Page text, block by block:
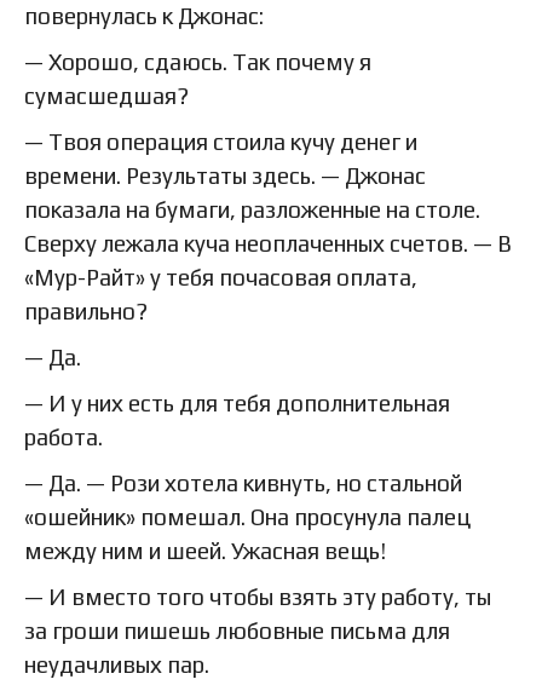
повернулась к Джонас:
— Хорошо, сдаюсь. Так почему я
сумасшедшая?
— Твоя операция стоила кучу денег и
времени. Результаты здесь. — Джонас
показала на бумаги, разложенные на столе.
Сверху лежала куча неоплаченных счетов. — В
«Мур-Райт» у тебя почасовая оплата,
правильно?
— Да.
— И у них есть для тебя дополнительная
работа.
— Да. — Рози хотела кивнуть, но стальной
«ошейник» помешал. Она просунула палец
между ним и шеей. Ужасная вещь!
— И вместо того чтобы взять эту работу, ты
за гроши пишешь любовные письма для
неудачливых пар.